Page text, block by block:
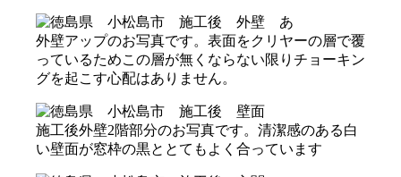
外壁アップのお写真です。表面をクリヤーの層で覆
っているためこの層が無くならない限りチョーキン
グを起こす心配はありません。
施工後外壁2階部分のお写真です。清潔感のある白
い壁面が窓枠の黒ととてもよく合っています